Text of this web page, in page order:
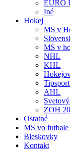
EURO
Iné
Hokej
MS v
MS v
NHL
KHL
AHL
ZOH
Ostatné
MS vo futbale
Bleskovky
Kontakt